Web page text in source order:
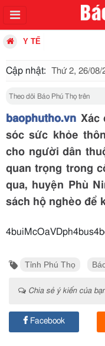
Y TẾ
Cập nhật: Thứ 2, 26/08/
Theo dõi Báo Phú Thọ trên
baophutho.vn Xác
sóc sức khỏe
cho người dân
quan trọng trong
qua, huyện Phù
sách hộ nghèo để
Tỉnh Phú Thọ
Chia sẻ ý kiến của
Facebook